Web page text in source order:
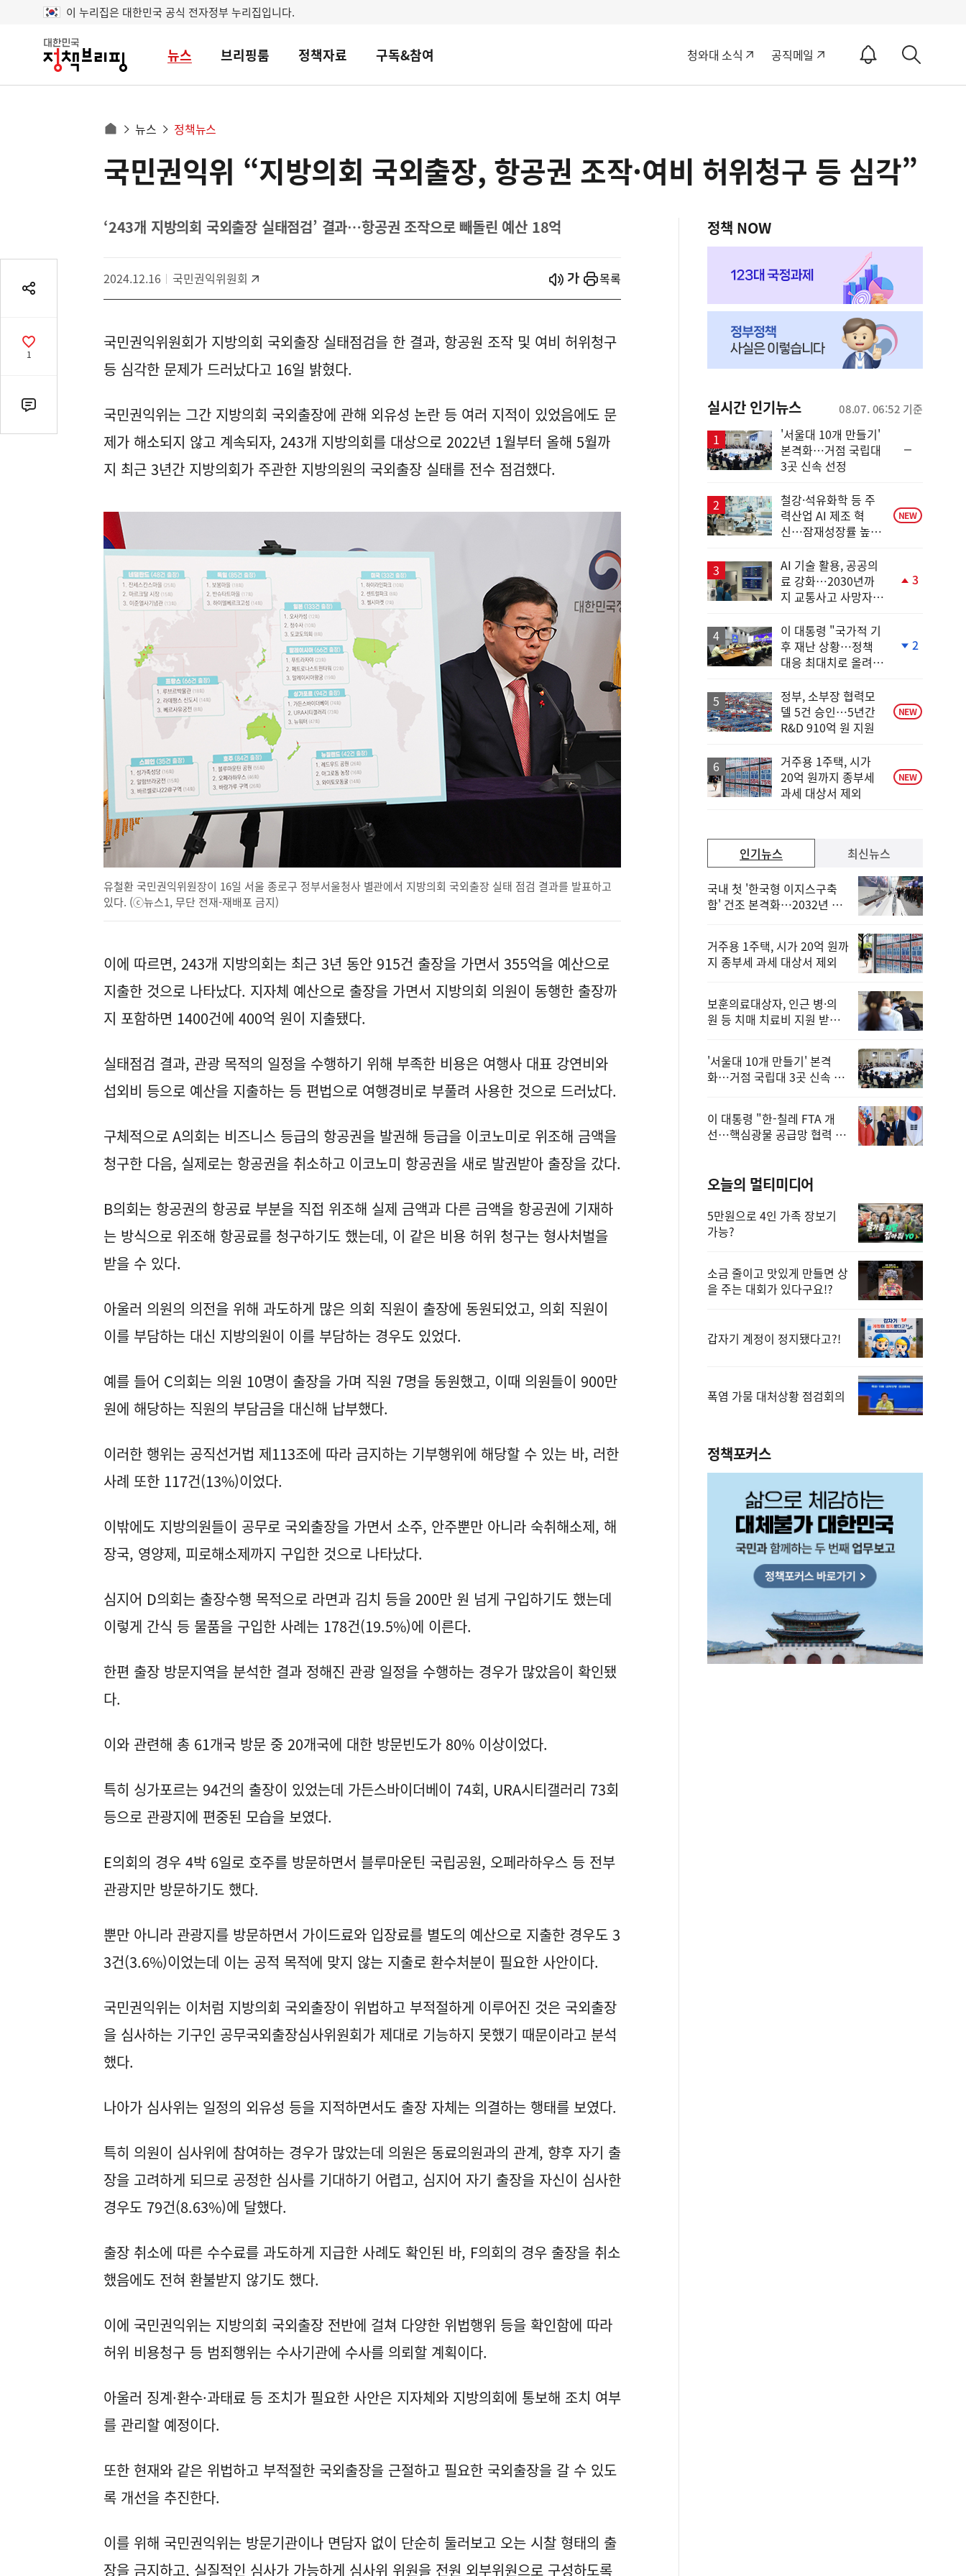
이 누리집은 대한민국 공식 전자정부 누리집입니다.
대
민
뉴스 브리핑룸 정책자료 구독&참여 청와대 소식 공직메일
알
ON
세
로
으
로
뉴스 정책뉴스
공
기
공
감
1
댓
글
국민권익위 “지방의회 국외출장, 항공권 조작·여비 허위청구 등 심각”
‘243개 지방의회 국외출장 실태점검’ 결과…항공권 조작으로 빼돌린 예산 18억
2024.12.16 국민권익위원회 시작
열기 목록
국민권익위원회가 지방의회 국외출장 실태점검을 한 결과, 항공원 조작 및 여비 허위청구
등 심각한 문제가 드러났다고 16일 밝혔다.
국민권익위는 그간 지방의회 국외출장에 관해 외유성 논란 등 여러 지적이 있었음에도 문
제가 해소되지 않고 계속되자, 243개 지방의회를 대상으로 2022년 1월부터 올해 5월까
지 최근 3년간 지방의회가 주관한 지방의원의 국외출장 실태를 전수 점검했다.
유철환 국민권익위원장이 16일 서울 종로구 정부서울청사 별관에서 지방의회 국외출장 실태 점검 결과를 발표하고
있다. (ⓒ뉴스1, 무단 전재-재배포 금지)
이에 따르면, 243개 지방의회는 최근 3년 동안 915건 출장을 가면서 355억을 예산으로
지출한 것으로 나타났다. 지자체 예산으로 출장을 가면서 지방의회 의원이 동행한 출장까
지 포함하면 1400건에 400억 원이 지출됐다.
실태점검 결과, 관광 목적의 일정을 수행하기 위해 부족한 비용은 여행사 대표 강연비와
섭외비 등으로 예산을 지출하는 등 편법으로 여행경비로 부풀려 사용한 것으로 드러났다.
구체적으로 A의회는 비즈니스 등급의 항공권을 발권해 등급을 이코노미로 위조해 금액을
청구한 다음, 실제로는 항공권을 취소하고 이코노미 항공권을 새로 발권받아 출장을 갔다.
B의회는 항공권의 항공료 부분을 직접 위조해 실제 금액과 다른 금액을 항공권에 기재하
는 방식으로 위조해 항공료를 청구하기도 했는데, 이 같은 비용 허위 청구는 형사처벌을
받을 수 있다.
아울러 의원의 의전을 위해 과도하게 많은 의회 직원이 출장에 동원되었고, 의회 직원이
이를 부담하는 대신 지방의원이 이를 부담하는 경우도 있었다.
예를 들어 C의회는 의원 10명이 출장을 가며 직원 7명을 동원했고, 이때 의원들이 900만
원에 해당하는 직원의 부담금을 대신해 납부했다.
이러한 행위는 공직선거법 제113조에 따라 금지하는 기부행위에 해당할 수 있는 바, 러한
사례 또한 117건(13%)이었다.
이밖에도 지방의원들이 공무로 국외출장을 가면서 소주, 안주뿐만 아니라 숙취해소제, 해
장국, 영양제, 피로해소제까지 구입한 것으로 나타났다.
심지어 D의회는 출장수행 목적으로 라면과 김치 등을 200만 원 넘게 구입하기도 했는데
이렇게 간식 등 물품을 구입한 사례는 178건(19.5%)에 이른다.
한편 출장 방문지역을 분석한 결과 정해진 관광 일정을 수행하는 경우가 많았음이 확인됐
다.
이와 관련해 총 61개국 방문 중 20개국에 대한 방문빈도가 80% 이상이었다.
특히 싱가포르는 94건의 출장이 있었는데 가든스바이더베이 74회, URA시티갤러리 73회
등으로 관광지에 편중된 모습을 보였다.
E의회의 경우 4박 6일로 호주를 방문하면서 블루마운틴 국립공원, 오페라하우스 등 전부
관광지만 방문하기도 했다.
뿐만 아니라 관광지를 방문하면서 가이드료와 입장료를 별도의 예산으로 지출한 경우도 3
3건(3.6%)이었는데 이는 공적 목적에 맞지 않는 지출로 환수처분이 필요한 사안이다.
국민권익위는 이처럼 지방의회 국외출장이 위법하고 부적절하게 이루어진 것은 국외출장
을 심사하는 기구인 공무국외출장심사위원회가 제대로 기능하지 못했기 때문이라고 분석
했다.
나아가 심사위는 일정의 외유성 등을 지적하면서도 출장 자체는 의결하는 행태를 보였다.
특히 의원이 심사위에 참여하는 경우가 많았는데 의원은 동료의원과의 관계, 향후 자기 출
장을 고려하게 되므로 공정한 심사를 기대하기 어렵고, 심지어 자기 출장을 자신이 심사한
경우도 79건(8.63%)에 달했다.
출장 취소에 따른 수수료를 과도하게 지급한 사례도 확인된 바, F의회의 경우 출장을 취소
했음에도 전혀 환불받지 않기도 했다.
이에 국민권익위는 지방의회 국외출장 전반에 걸쳐 다양한 위법행위 등을 확인함에 따라
허위 비용청구 등 범죄행위는 수사기관에 수사를 의뢰할 계획이다.
아울러 징계·환수·과태료 등 조치가 필요한 사안은 지자체와 지방의회에 통보해 조치 여부
를 관리할 예정이다.
또한 현재와 같은 위법하고 부적절한 국외출장을 근절하고 필요한 국외출장을 갈 수 있도
록 개선을 추진한다.
이를 위해 국민권익위는 방문기관이나 면담자 없이 단순히 둘러보고 오는 시찰 형태의 출
장을 금지하고, 실질적인 심사가 가능하게 심사위 위원을 전원 외부위원으로 구성하도록
정책 NOW
실시간 인기뉴스 08.07. 06:52 기준
'서울대 10개 만들기'
본격화…거점 국립대
3곳 신속 선정
철강·석유화학 등 주
력산업 AI 제조 혁
신…잠재성장률 높인
NEW
AI 기술 활용, 공공의
료 강화…2030년까
지 교통사고 사망자
3
이 대통령 "국가적 기
후 재난 상황…정책
대응 최대치로 올려
2
정부, 소부장 협력모
델 5건 승인…5년간
R&D 910억 원 지원
NEW
거주용 1주택, 시가
20억 원까지 종부세
과세 대상서 제외
NEW
인기뉴스
국내 첫 '한국형 이지스구축
함' 건조 본격화…2032년 해
거주용 1주택, 시가 20억 원까
지 종부세 과세 대상서 제외
보훈의료대상자, 인근 병·의
원 등 치매 치료비 지원 받을
'서울대 10개 만들기' 본격
화…거점 국립대 3곳 신속 선
이 대통령 "한-칠레 FTA 개
선…핵심광물 공급망 협력 더
최신뉴스
오늘의 멀티미디어
5만원으로 4인 가족 장보기
가능?
소금 줄이고 맛있게 만들면 상
을 주는 대회가 있다구요!?
갑자기 계정이 정지됐다고?!
폭염 가뭄 대처상황 점검회의
정책포커스